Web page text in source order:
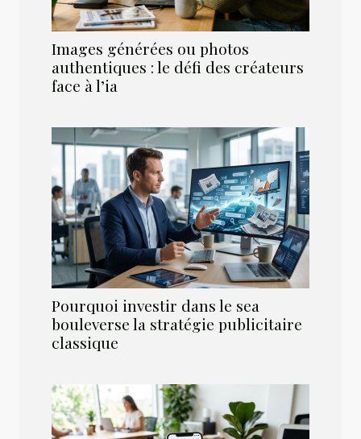
Images générées ou photos
authentiques : le défi des créateurs
face à l’ia
Pourquoi investir dans le sea
bouleverse la stratégie publicitaire
classique